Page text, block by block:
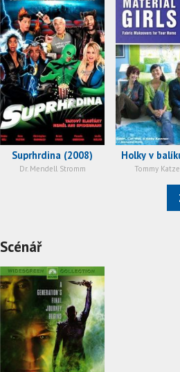
Suprhrdina (2008)
Dr. Mendell Stromm
Holky v
Tommy
Scénář